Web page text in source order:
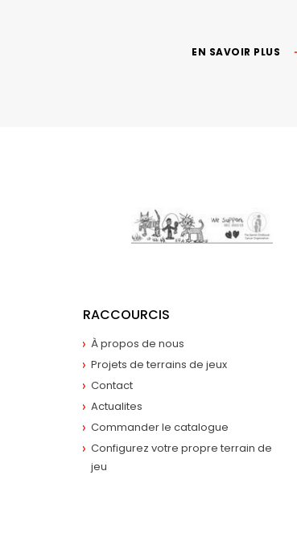
EN SAVOIR PLUS
RACCOURCIS
À propos de nous
Projets de terrains de jeux
Contact
Actualites
Commander le catalogue
Configurez votre propre terrain de
jeu